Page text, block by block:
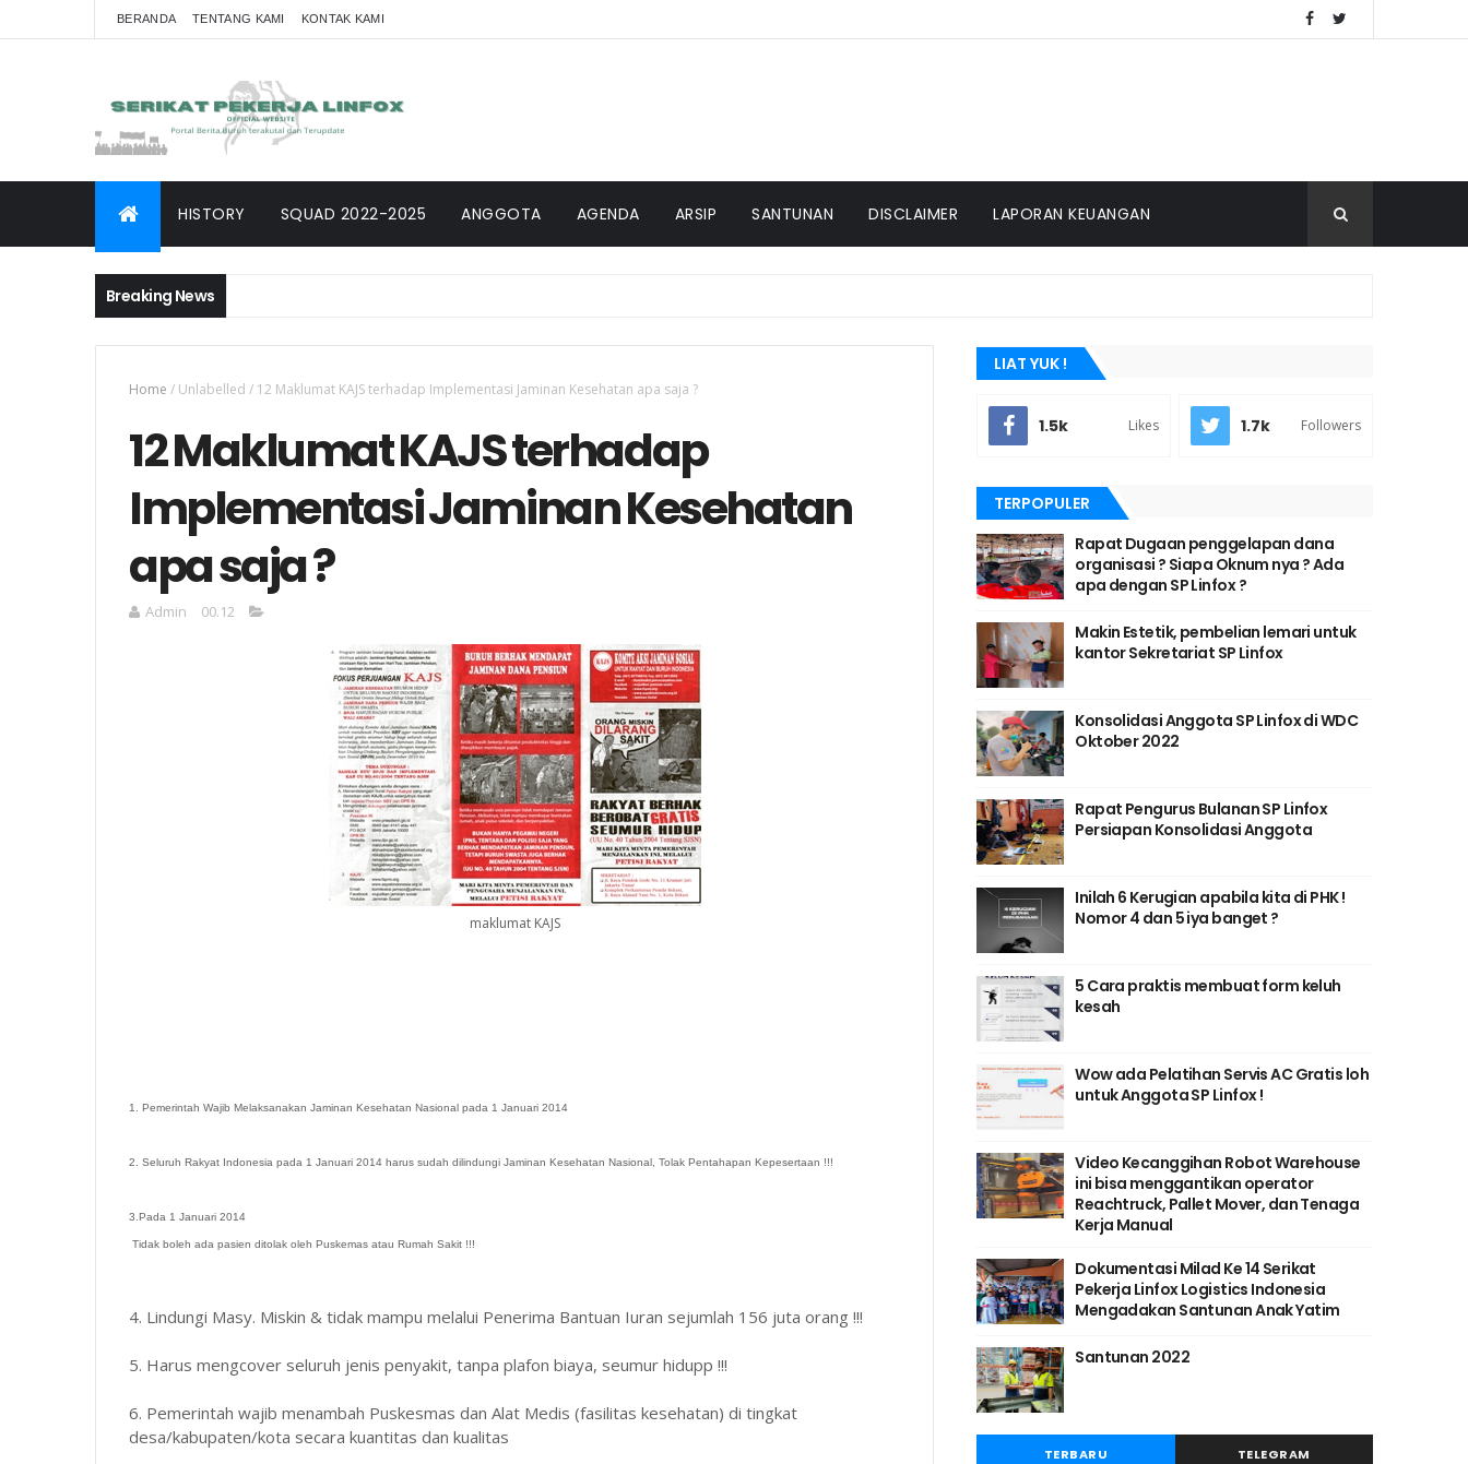
BERANDA TENTANG KAMI KONTAK KAMI
HISTORY SQUAD 2022-2025 ANGGOTA AGENDA ARSIP SANTUNAN DISCLAIMER LAPORAN KEUANGAN
Breaking News
Home / Unlabelled / 12 Maklumat KAJS terhadap Implementasi Jaminan Kesehatan apa saja ?
12 Maklumat KAJS terhadap
Implementasi Jaminan Kesehatan
apa saja ?
Admin 00.12
maklumat KAJS
1. Pemerintah Wajib Melaksanakan Jaminan Kesehatan Nasional pada 1 Januari 2014
2. Seluruh Rakyat Indonesia pada 1 Januari 2014 harus sudah dilindungi Jaminan Kesehatan Nasional, Tolak Pentahapan Kepesertaan !!!
3.Pada 1 Januari 2014
Tidak boleh ada pasien ditolak oleh Puskemas atau Rumah Sakit !!!
4. Lindungi Masy. Miskin & tidak mampu melalui Penerima Bantuan Iuran sejumlah 156 juta orang !!!
5. Harus mengcover seluruh jenis penyakit, tanpa plafon biaya, seumur hidupp !!!
6. Pemerintah wajib menambah Puskesmas dan Alat Medis (fasilitas kesehatan) di tingkat
desa/kabupaten/kota secara kuantitas dan kualitas
LIAT YUK !
1.5k Likes 1.7k Followers
TERPOPULER
Rapat Dugaan penggelapan dana
organisasi ? Siapa Oknum nya ? Ada
apa dengan SP Linfox ?
Makin Estetik, pembelian lemari untuk
kantor Sekretariat SP Linfox
Konsolidasi Anggota SP Linfox di WDC
Oktober 2022
Rapat Pengurus Bulanan SP Linfox
Persiapan Konsolidasi Anggota
Inilah 6 Kerugian apabila kita di PHK !
Nomor 4 dan 5 iya banget ?
5 Cara praktis membuat form keluh
kesah
Wow ada Pelatihan Servis AC Gratis loh
untuk Anggota SP Linfox !
Video Kecanggihan Robot Warehouse
ini bisa menggantikan operator
Reachtruck, Pallet Mover, dan Tenaga
Kerja Manual
Dokumentasi Milad Ke 14 Serikat
Pekerja Linfox Logistics Indonesia
Mengadakan Santunan Anak Yatim
Santunan 2022
TERBARU TELEGRAM